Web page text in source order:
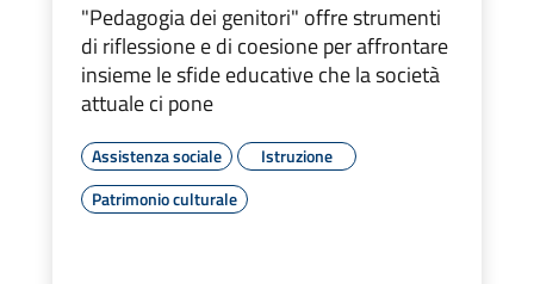
"Pedagogia dei genitori" offre strumenti
di riflessione e di coesione per affrontare
insieme le sfide educative che la società
attuale ci pone
Assistenza sociale
Istruzione
Patrimonio culturale